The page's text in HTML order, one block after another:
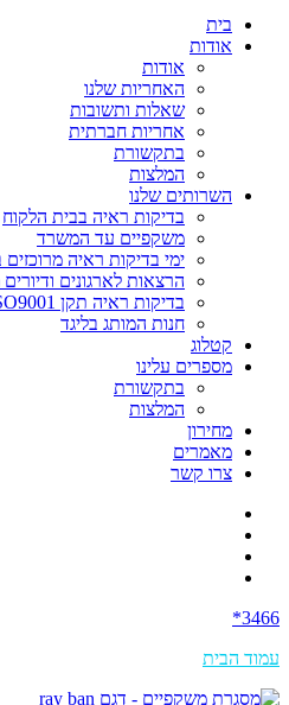
בית
אודות
אודות
האחריות שלנו
שאלות ותשובות
אחריות חברתית
בתקשורת
המלצות
השרותים שלנו
בדיקות ראיה בבית הלקוח
משקפיים עד המשרד
ימי בדיקות ראיה מרוכזים
הרצאות לארגונים ודיורים
בדיקות ראיה תקן ISO9001 למפעלים וחברות
חנות המותג בליגד
קטלוג
מספרים עלינו
בתקשורת
המלצות
מחירון
מאמרים
צרו קשר
3466*
עמוד הבית